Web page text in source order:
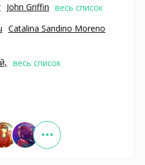
John Griffin весь список
Catalina Sandino Moreno
весь список